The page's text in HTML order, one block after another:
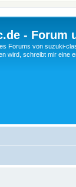
- Forum
Forums von suzuki-
wird, schreibt mir eine